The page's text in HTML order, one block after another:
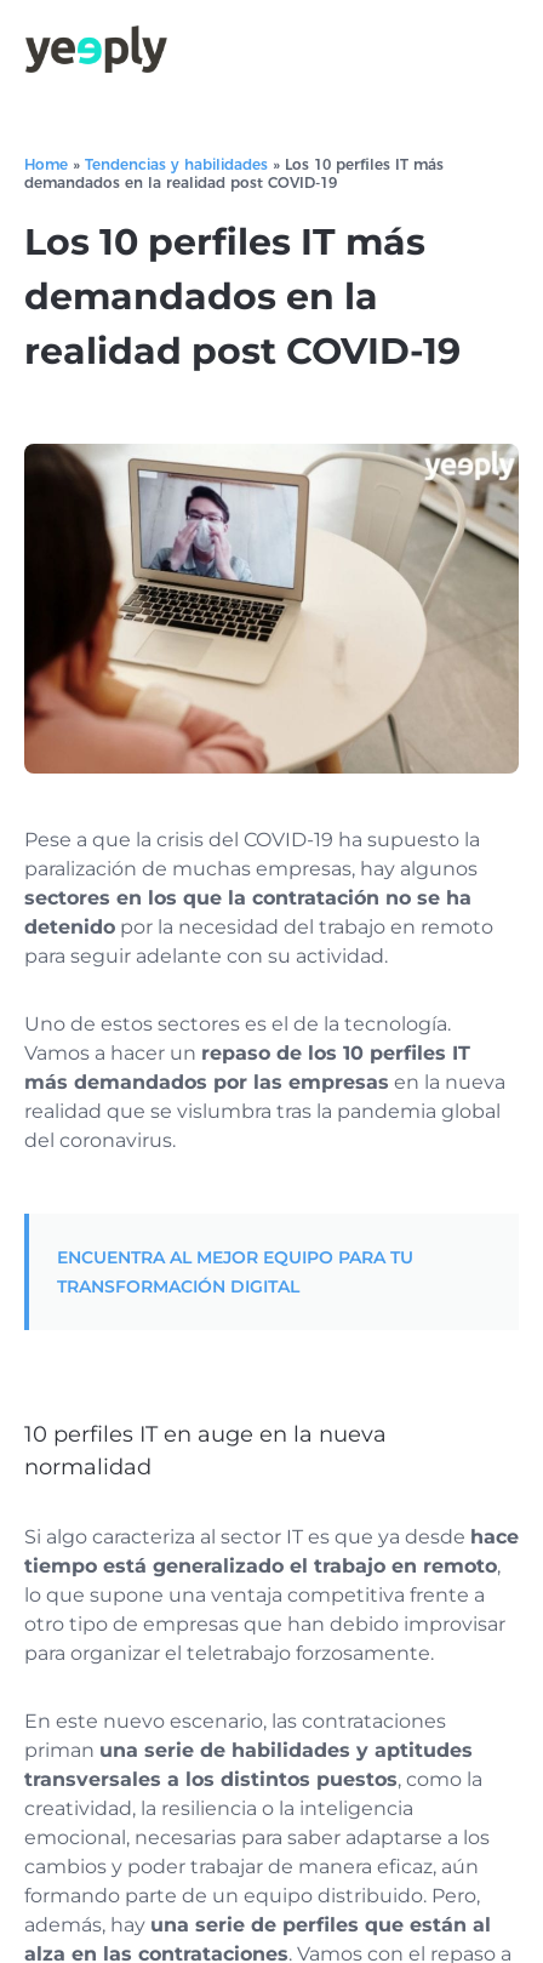
Home » Tendencias y habilidades » Los 10 perfiles IT más
demandados en la realidad post COVID-19
Los 10 perfiles IT más
demandados en la
realidad post COVID-19
Pese a que la crisis del COVID-19 ha supuesto la
paralización de muchas empresas, hay algunos
sectores en los que la contratación no se ha
detenido por la necesidad del trabajo en remoto
para seguir adelante con su actividad.
Uno de estos sectores es el de la tecnología.
Vamos a hacer un repaso de los 10 perfiles IT
más demandados por las empresas en la nueva
realidad que se vislumbra tras la pandemia global
del coronavirus.
ENCUENTRA AL MEJOR EQUIPO PARA TU
TRANSFORMACIÓN DIGITAL
10 perfiles IT en auge en la nueva
normalidad
Si algo caracteriza al sector IT es que ya desde hace
tiempo está generalizado el trabajo en remoto,
lo que supone una ventaja competitiva frente a
otro tipo de empresas que han debido improvisar
para organizar el teletrabajo forzosamente.
En este nuevo escenario, las contrataciones
priman una serie de habilidades y aptitudes
transversales a los distintos puestos, como la
creatividad, la resiliencia o la inteligencia
emocional, necesarias para saber adaptarse a los
cambios y poder trabajar de manera eficaz, aún
formando parte de un equipo distribuido. Pero,
además, hay una serie de perfiles que están al
alza en las contrataciones. Vamos con el repaso a